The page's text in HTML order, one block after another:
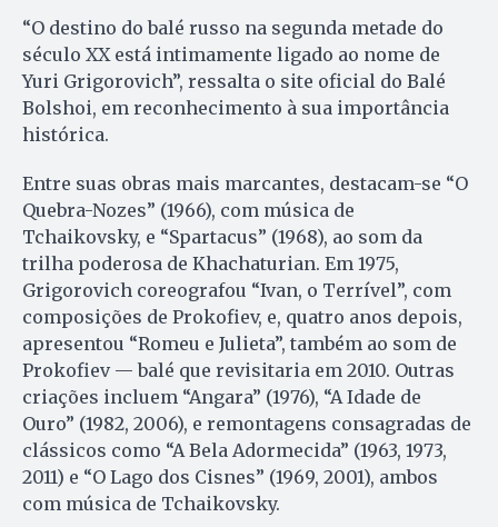
“O destino do balé russo na segunda metade do
século XX está intimamente ligado ao nome de
Yuri Grigorovich”, ressalta o site oficial do Balé
Bolshoi, em reconhecimento à sua importância
histórica.
Entre suas obras mais marcantes, destacam-se “O
Quebra-Nozes” (1966), com música de
Tchaikovsky, e “Spartacus” (1968), ao som da
trilha poderosa de Khachaturian. Em 1975,
Grigorovich coreografou “Ivan, o Terrível”, com
composições de Prokofiev, e, quatro anos depois,
apresentou “Romeu e Julieta”, também ao som de
Prokofiev — balé que revisitaria em 2010. Outras
criações incluem “Angara” (1976), “A Idade de
Ouro” (1982, 2006), e remontagens consagradas de
clássicos como “A Bela Adormecida” (1963, 1973,
2011) e “O Lago dos Cisnes” (1969, 2001), ambos
com música de Tchaikovsky.